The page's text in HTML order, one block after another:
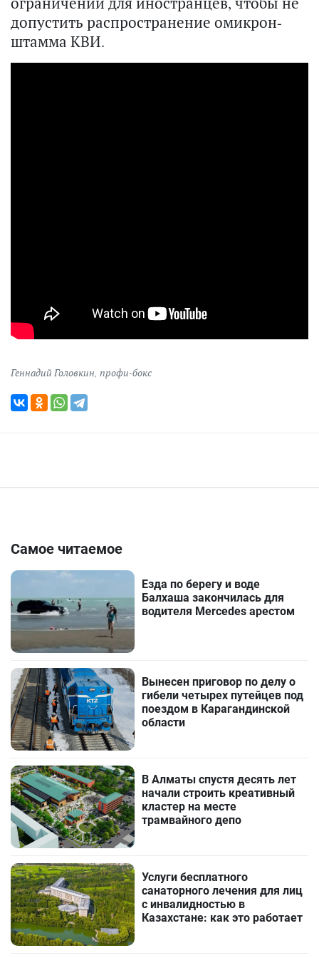
допустить распространение омикрон-
штамма КВИ.
Геннадий Головкин, профи-бокс
Самое читаемое
Езда по берегу и воде
Балхаша закончилась для
водителя Mercedes арестом
Вынесен приговор по делу о
гибели четырех путейцев под
поездом в Карагандинской
области
В Алматы спустя десять лет
начали строить креативный
кластер на месте
трамвайного депо
Услуги бесплатного
санаторного лечения для лиц
с инвалидностью в
Казахстане: как это работает